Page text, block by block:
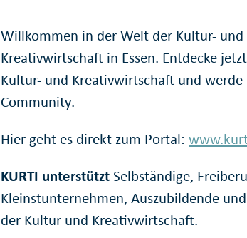
Willkommen in der Welt der Kultur- und
Kreativwirtschaft in Essen. Entdecke
Kultur- und Kreativwirtschaft und werde
Community.
Hier geht es direkt zum Portal:
KURTI unterstütztSelbständige,
Kleinstunternehmen, Auszubildende
der Kultur und Kreativwirtschaft.